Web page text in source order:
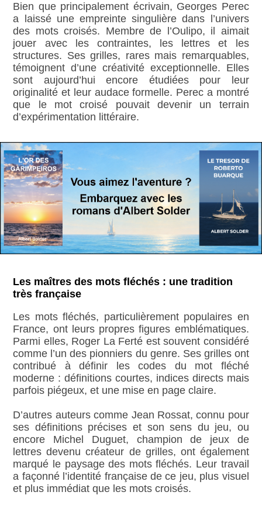
Bien que principalement écrivain, Georges Perec
a laissé une empreinte singulière dans l’univers
des mots croisés. Membre de l’Oulipo, il aimait
jouer avec les contraintes, les lettres et les
structures. Ses grilles, rares mais remarquables,
témoignent d’une créativité exceptionnelle. Elles
sont aujourd’hui encore étudiées pour leur
originalité et leur audace formelle. Perec a montré
que le mot croisé pouvait devenir un terrain
d’expérimentation littéraire.
Les maîtres des mots fléchés : une tradition
très française
Les mots fléchés, particulièrement populaires en
France, ont leurs propres figures emblématiques.
Parmi elles, Roger La Ferté est souvent considéré
comme l’un des pionniers du genre. Ses grilles ont
contribué à définir les codes du mot fléché
moderne : définitions courtes, indices directs mais
parfois piégeux, et une mise en page claire.
D’autres auteurs comme Jean Rossat, connu pour
ses définitions précises et son sens du jeu, ou
encore Michel Duguet, champion de jeux de
lettres devenu créateur de grilles, ont également
marqué le paysage des mots fléchés. Leur travail
a façonné l’identité française de ce jeu, plus visuel
et plus immédiat que les mots croisés.